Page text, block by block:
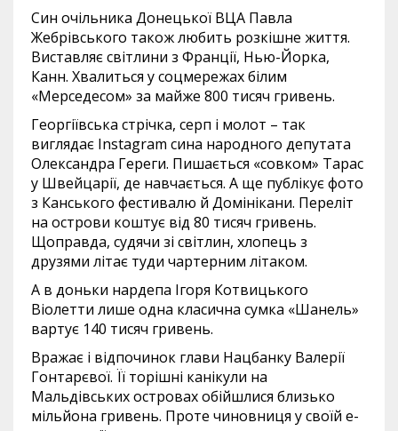
Син очільника Донецької ВЦА Павла
Жебрівського також любить розкішне життя.
Виставляє світлини з Франції, Нью-Йорка,
Канн. Хвалиться у соцмережах білим
«Mерседесом» за майже 800 тисяч гривень.
Георгіївська стрічка, серп і молот – так
виглядає Instagram сина народного депутата
Олександра Гереги. Пишається «совком» Тарас
у Швейцарії, де навчається. А ще публікує фото
з Канського фестивалю й Домінікани. Переліт
на острови коштує від 80 тисяч гривень.
Щоправда, судячи зі світлин, хлопець з
друзями літає туди чартерним літаком.
А в доньки нардепа Ігоря Котвицького
Віолетти лише одна класична сумка «Шанель»
вартує 140 тисяч гривень.
Вражає і відпочинок глави Нацбанку Валерії
Гонтарєвої. Її торішні канікули на
Мальдівських островах обійшлися близько
мільйона гривень. Проте чиновниця у своїй е-